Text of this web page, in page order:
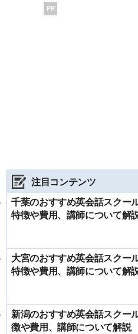
PR
注目コンテンツ
千葉のおすすめ英会話スクー
特徴や費用、講師について解
大宮のおすすめ英会話スクー
特徴や費用、講師について解
新潟のおすすめ英会話スクー
徴や費用、講師について解説